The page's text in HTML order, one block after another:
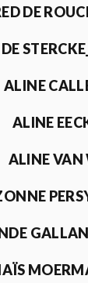
DE
ALINE
ALINE
ALINE VAN